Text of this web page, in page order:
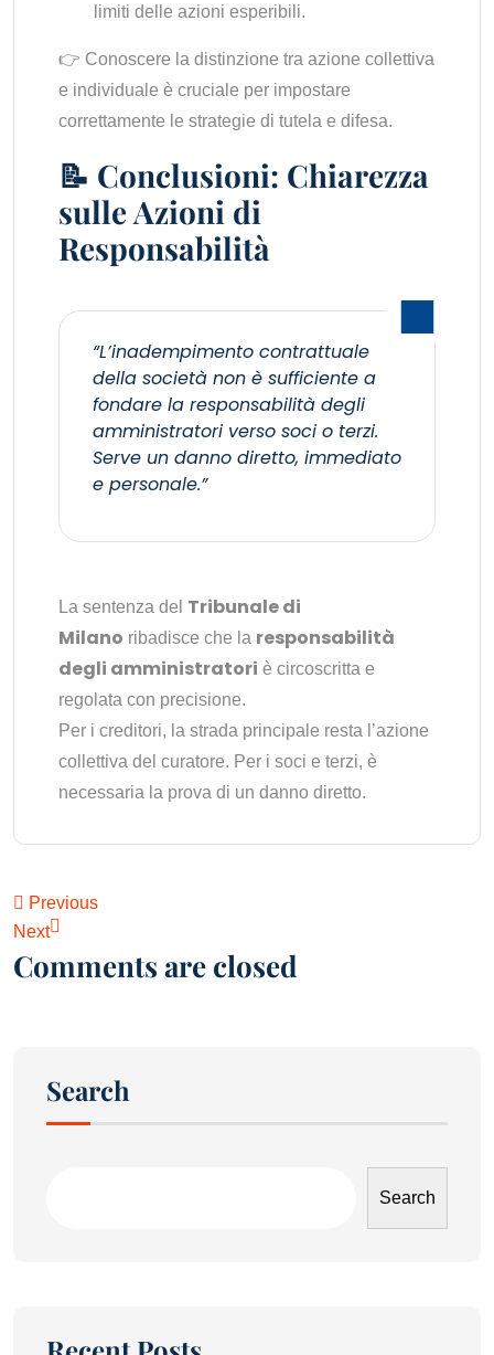
limiti delle azioni esperibili.
👉 Conoscere la distinzione tra azione collettiva
e individuale è cruciale per impostare
correttamente le strategie di tutela e difesa.
📝 Conclusioni: Chiarezza
sulle Azioni di
Responsabilità
“L’inadempimento contrattuale
della società non è sufficiente a
fondare la responsabilità degli
amministratori verso soci o terzi.
Serve un danno diretto, immediato
e personale.”
La sentenza del Tribunale di
Milano ribadisce che la responsabilità
degli amministratori è circoscritta e
regolata con precisione.
Per i creditori, la strada principale resta l’azione
collettiva del curatore. Per i soci e terzi, è
necessaria la prova di un danno diretto.
Previous
Next
Comments are closed
Search
Search